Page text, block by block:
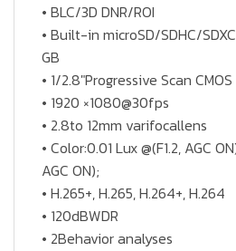
• BLC/3D DNR/ROI
• Built-in microSD/SDHC/
GB
• 1/2.8″Progressive Scan CMOS
• 1920 ×1080@30fps
• 2.8to 12mm varifocallens
• Color:0.01 Lux @(F1.2, AGC
AGC ON);
• H.265+, H.265, H.264+, H.264
• 120dBWDR
• 2Behavior analyses